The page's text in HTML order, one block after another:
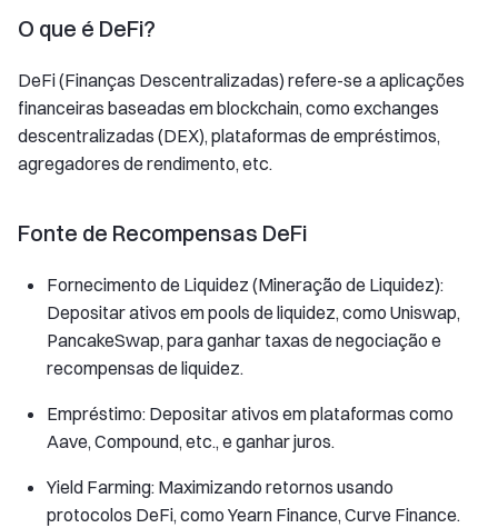
O que é DeFi?
DeFi (Finanças Descentralizadas) refere-se a aplicações
financeiras baseadas em blockchain, como exchanges
descentralizadas (DEX), plataformas de empréstimos,
agregadores de rendimento, etc.
Fonte de Recompensas DeFi
Fornecimento de Liquidez (Mineração de Liquidez):
Depositar ativos em pools de liquidez, como Uniswap,
PancakeSwap, para ganhar taxas de negociação e
recompensas de liquidez.
Empréstimo: Depositar ativos em plataformas como
Aave, Compound, etc., e ganhar juros.
Yield Farming: Maximizando retornos usando
protocolos DeFi, como Yearn Finance, Curve Finance.